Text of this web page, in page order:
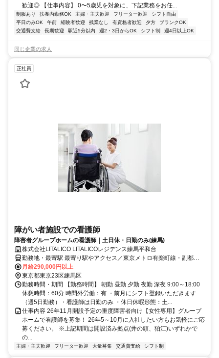
歓迎◎ 【仕事内容】 0〜5歳児を対象に、下記業務をお任...
制服あり 扶養内勤務OK 主婦・主夫歓迎 フリーター歓迎
シフト自由
平日のみOK
午前 経験者歓迎 残業なし 有資格者歓迎 夕方
ブランクOK
交通費支給
長期歓迎 駅近5分以内 週2・3日からOK シフト制 週4日以上OK
同じ企業の求人
正社員
障がい者施設での看護師
障害者グループホームの看護師｜土日休・日勤のみ(練馬)
株式会社LITALICO LITALICOレジデンス練馬平和台
勤務地・最寄駅 最寄り駅やアクセス／東京メトロ有楽町線・副都心
線「平和台駅」より徒歩5分 ◎「池袋駅」や「和光市駅」からも電車
で約10分圏内の好アクセスです！ ◎自転車通勤OK！
月給290,000円以上
東京都東京23区練馬区
勤務時間・期間 【勤務時間】 朝勤 昼勤 夕勤 夜勤 深夜 9:00～18:00
休憩時間：60分 時間外労働：有 ・前月にシフト登録いただきます
（週5日勤務）・看護師は日勤のみ ・休日休暇形態：土...
仕事内容 26年11月開設予定の重度障害者向け【女性専用】グループ
ホームで看護師を募集！ 26年5～10月に入社したい方もお気軽にご応
募ください。 ※上記期間は開設済み拠点(井の頭、狛江)いずれかで
の...
主婦・主夫歓迎 フリーター歓迎 大量募集 交通費支給 シフト制